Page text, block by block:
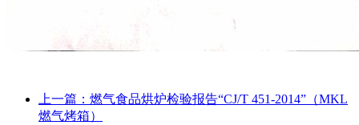
上一篇：燃气食品烘炉检验报告“CJ/T 451-2014”（MKL
燃气烤箱）